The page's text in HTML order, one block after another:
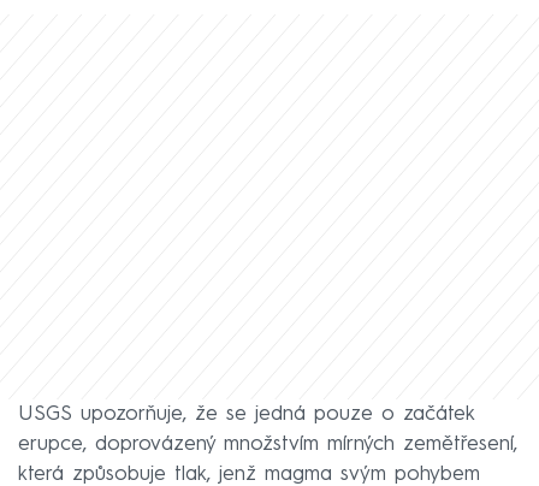
USGS upozorňuje, že se jedná pouze o začátek
erupce, doprovázený množstvím mírných zemětřesení,
která způsobuje tlak, jenž magma svým pohybem